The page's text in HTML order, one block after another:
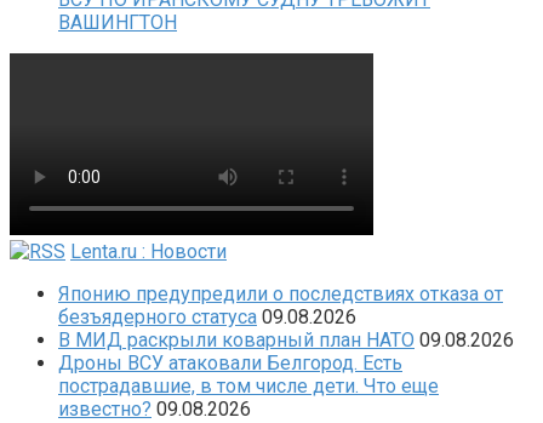
ВАШИНГТОН
Lenta.ru : Новости
Японию предупредили о последствиях отказа от
безъядерного статуса 09.08.2026
В МИД раскрыли коварный план НАТО 09.08.2026
Дроны ВСУ атаковали Белгород. Есть
пострадавшие, в том числе дети. Что еще
известно? 09.08.2026